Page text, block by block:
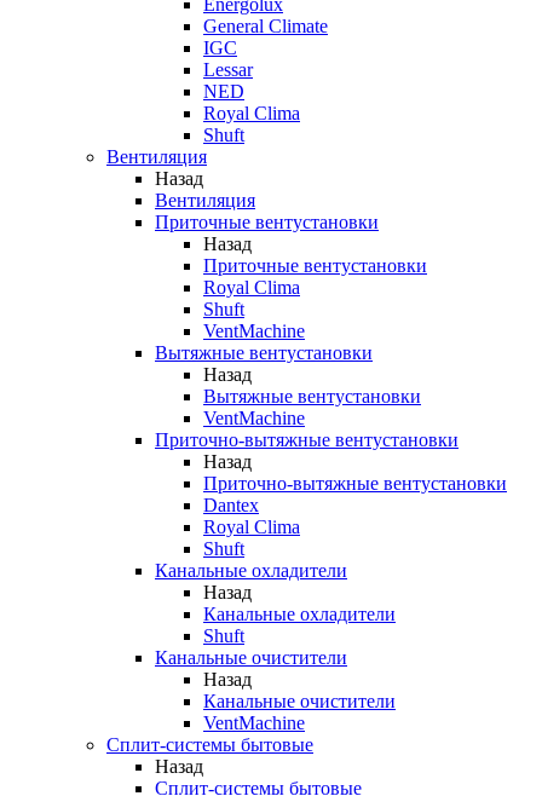
Energolux
General Climate
IGC
Lessar
NED
Royal Clima
Shuft
Вентиляция
Назад
Вентиляция
Приточные вентустановки
Назад
Приточные вентустановки
Royal Clima
Shuft
VentMachine
Вытяжные вентустановки
Назад
Вытяжные вентустановки
VentMachine
Приточно-вытяжные вентустановки
Назад
Приточно-вытяжные вентустановки
Dantex
Royal Clima
Shuft
Канальные охладители
Назад
Канальные охладители
Shuft
Канальные очистители
Назад
Канальные очистители
VentMachine
Сплит-системы бытовые
Назад
Сплит-системы бытовые